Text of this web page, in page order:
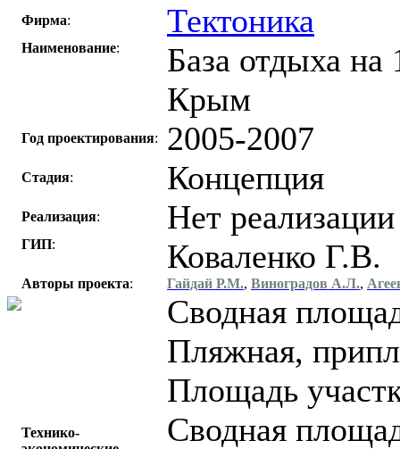
Фирма: Тектоника
Наименование:
База отдыха
Крым
Год проектирования: 2005-2007
Стадия: Концепция
Реализация: Нет реализации
ГИП: Коваленко Г.В.
Авторы проекта: Гайдай Р.М., Виноградов А.Л.,
Технико-
Сводная
Пляжная,
Площадь
Сводная